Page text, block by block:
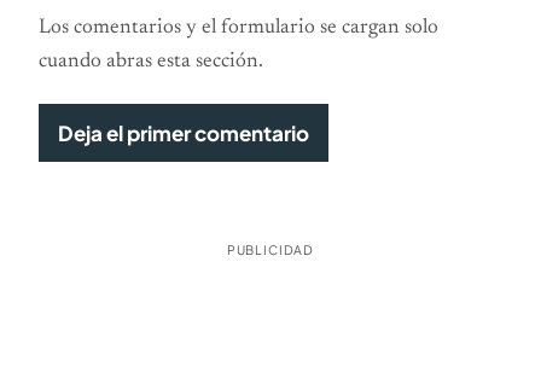
Los comentarios y el formulario se cargan solo
cuando abras esta sección.
Deja el primer comentario
PUBLICIDAD